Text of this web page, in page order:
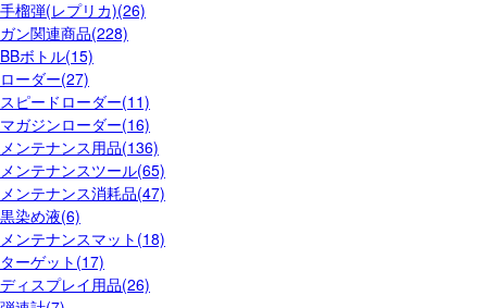
手榴弾(レプリカ)(26)
ガン関連商品(228)
BBボトル(15)
ローダー(27)
スピードローダー(11)
マガジンローダー(16)
メンテナンス用品(136)
メンテナンスツール(65)
メンテナンス消耗品(47)
黒染め液(6)
メンテナンスマット(18)
ターゲット(17)
ディスプレイ用品(26)